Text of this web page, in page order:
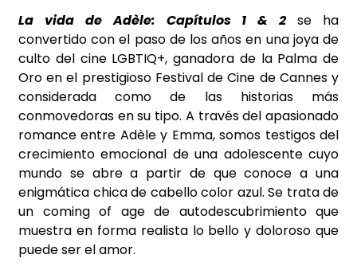
La vida de Adèle: Capítulos 1 & 2se ha
convertido con el paso de los años en una joya de
culto del cine LGBTIQ+, ganadora de la Palma de
Oro en el prestigioso Festival de Cine de Cannes y
considerada como de las historias más
conmovedoras en su tipo. A través del apasionado
romance entre Adèle y Emma, somos testigos del
crecimiento emocional de una adolescente cuyo
mundo se abre a partir de que conoce a una
enigmática chica de cabello color azul. Se trata de
un coming of age de autodescubrimiento que
muestra en forma realista lo bello y doloroso que
puede ser el amor.